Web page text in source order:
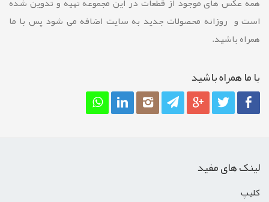
است و روزانه محصولات جدید به سایت اضافه می شود پس با ما
همراه باشید.
با ما همراه باشيد
لینک های مفید
کليپ